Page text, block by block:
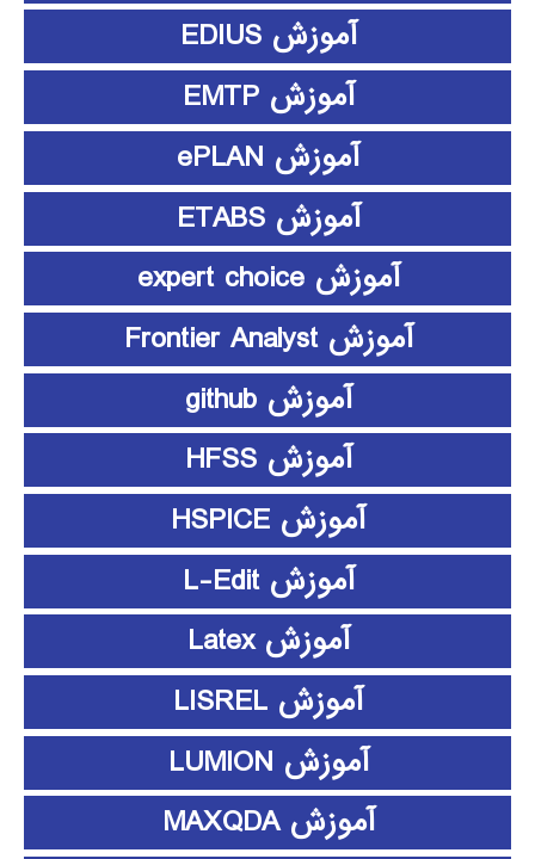
آموزش EDIUS
آموزش EMTP
آموزش ePLAN
آموزش ETABS
آموزش expert choice
آموزش Frontier Analyst
آموزش github
آموزش HFSS
آموزش HSPICE
آموزش L-Edit
آموزش Latex
آموزش LISREL
آموزش LUMION
آموزش MAXQDA